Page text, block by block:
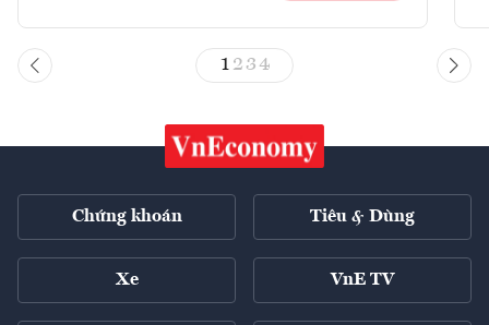
1 23 4
Chứng khoán Tiêu & Dùng
Xe VnE TV